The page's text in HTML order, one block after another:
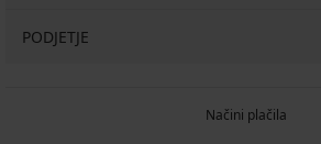
PODJETJE
Načini plačila